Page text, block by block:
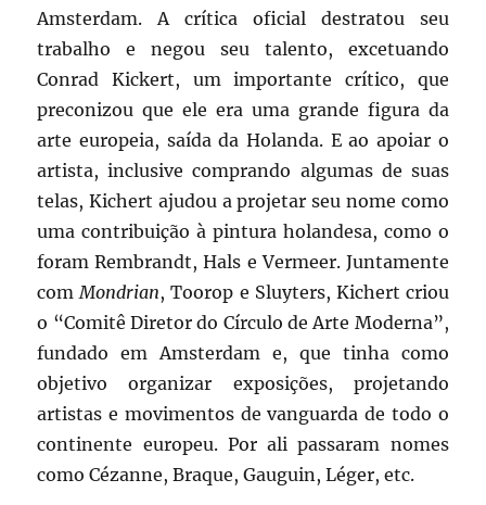
Amsterdam. A crítica oficial destratou seu
trabalho e negou seu talento, excetuando
Conrad Kickert, um importante crítico, que
preconizou que ele era uma grande figura da
arte europeia, saída da Holanda. E ao apoiar o
artista, inclusive comprando algumas de suas
telas, Kichert ajudou a projetar seu nome como
uma contribuição à pintura holandesa, como o
foram Rembrandt, Hals e Vermeer. Juntamente
com Mondrian, Toorop e Sluyters, Kichert criou
o “Comitê Diretor do Círculo de Arte Moderna”,
fundado em Amsterdam e, que tinha como
objetivo organizar exposições, projetando
artistas e movimentos de vanguarda de todo o
continente europeu. Por ali passaram nomes
como Cézanne, Braque, Gauguin, Léger, etc.